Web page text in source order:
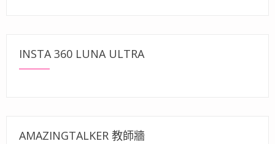
INSTA 360 LUNA ULTRA
AMAZINGTALKER 教師牆